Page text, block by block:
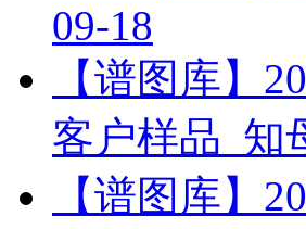
09-18
【谱图库】
客户样品_知
【谱图库】